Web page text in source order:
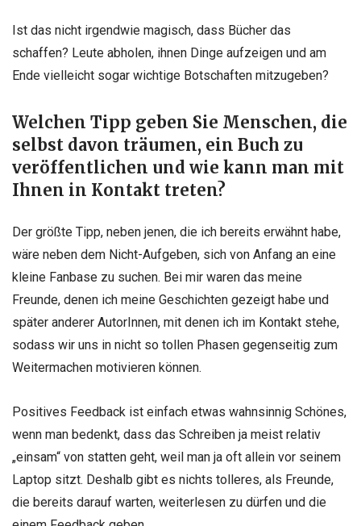
Ist das nicht irgendwie magisch, dass Bücher das
schaffen? Leute abholen, ihnen Dinge aufzeigen und am
Ende vielleicht sogar wichtige Botschaften mitzugeben?
Welchen Tipp geben Sie Menschen, die
selbst davon träumen, ein Buch zu
veröffentlichen und wie kann man mit
Ihnen in Kontakt treten?
Der größte Tipp, neben jenen, die ich bereits erwähnt habe,
wäre neben dem Nicht-Aufgeben, sich von Anfang an eine
kleine Fanbase zu suchen. Bei mir waren das meine
Freunde, denen ich meine Geschichten gezeigt habe und
später anderer AutorInnen, mit denen ich im Kontakt stehe,
sodass wir uns in nicht so tollen Phasen gegenseitig zum
Weitermachen motivieren können.
Positives Feedback ist einfach etwas wahnsinnig Schönes,
wenn man bedenkt, dass das Schreiben ja meist relativ
„einsam“ von statten geht, weil man ja oft allein vor seinem
Laptop sitzt. Deshalb gibt es nichts tolleres, als Freunde,
die bereits darauf warten, weiterlesen zu dürfen und die